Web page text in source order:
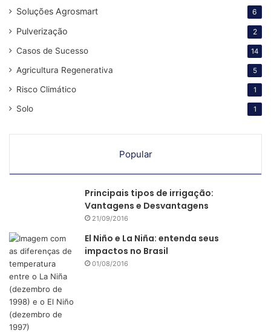
Soluções Agrosmart 6
Pulverização 2
Casos de Sucesso 14
Agricultura Regenerativa 5
Risco Climático 1
Solo 1
Popular
Principais tipos de irrigação:
Vantagens e Desvantagens
21/09/2016
El Niño e La Niña: entenda seus
impactos no Brasil
01/08/2016